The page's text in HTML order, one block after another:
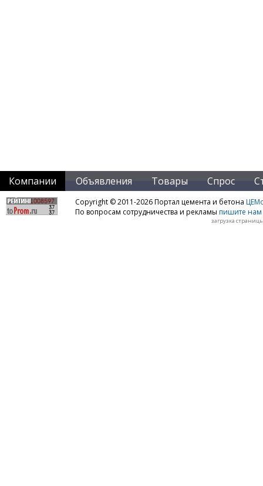
Компании Объявления Товары Спрос
Copyright © 2011-2026 Портал цемента и бетона
По вопросам сотрудничества и рекламы пишите нам
загрузка